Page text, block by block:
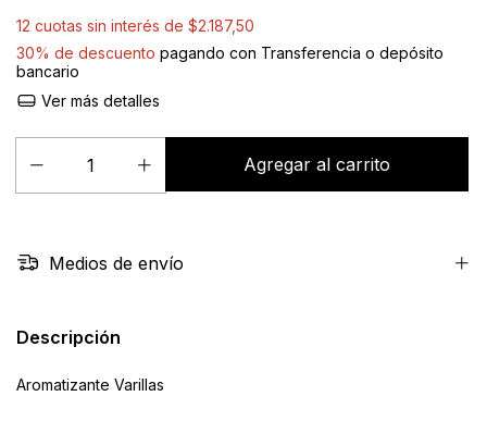
12 cuotas sin interés de $2.187,50
30% de descuento pagando con Transferencia o depósito
bancario
Ver más detalles
Medios de envío
Descripción
Aromatizante Varillas